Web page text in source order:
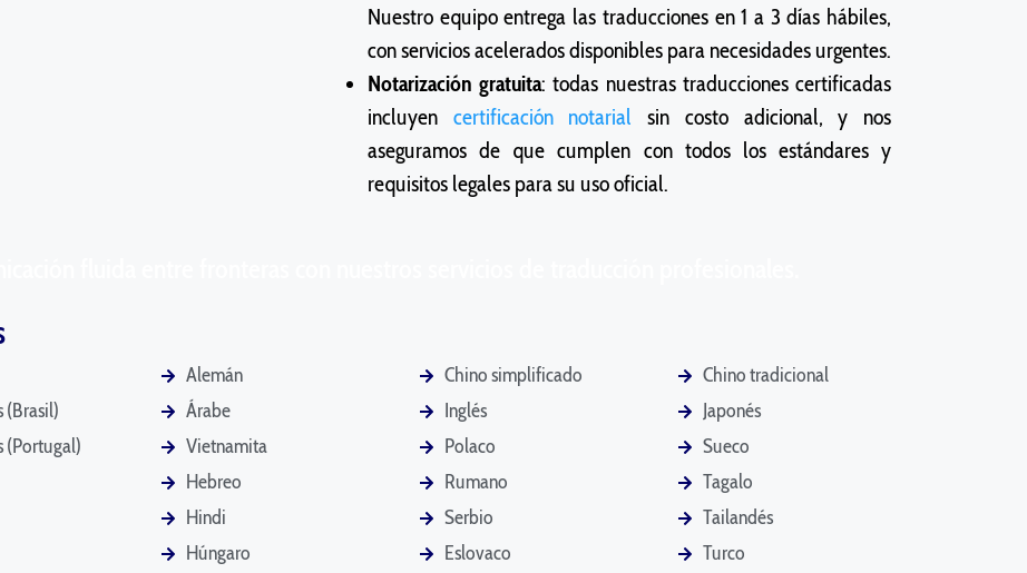
Nuestro equipo entrega las traducciones en 1 a 3 días hábiles,
con servicios acelerados disponibles para necesidades urgentes.
Notarización gratuita: todas nuestras traducciones certificadas
incluyen certificación notarial sin costo adicional, y nos
aseguramos de que cumplen con todos los estándares y
requisitos legales para su uso oficial.
(Brasil)
(Portugal)
Alemán
Árabe
Vietnamita
Hebreo
Hindi
Húngaro
Chino simplificado
Inglés
Polaco
Rumano
Serbio
Eslovaco
Chino tradicional
Japonés
Sueco
Tagalo
Tailandés
Turco